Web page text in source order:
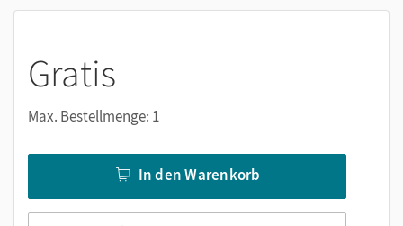
Notizen erstellen
Markierungen setzen
Suchen im Text
Zoomen
Gratis
Max. Bestellmenge: 1
In den Warenkorb